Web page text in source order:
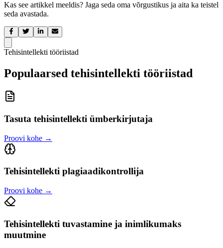
Kas see artikkel meeldis? Jaga seda oma võrgustikus ja aita ka teistel
seda avastada.
Tehisintellekti tööriistad
Populaarsed tehisintellekti tööriistad
Tasuta tehisintellekti ümberkirjutaja
Proovi kohe →
Tehisintellekti plagiaadikontrollija
Proovi kohe →
Tehisintellekti tuvastamine ja inimlikumaks
muutmine